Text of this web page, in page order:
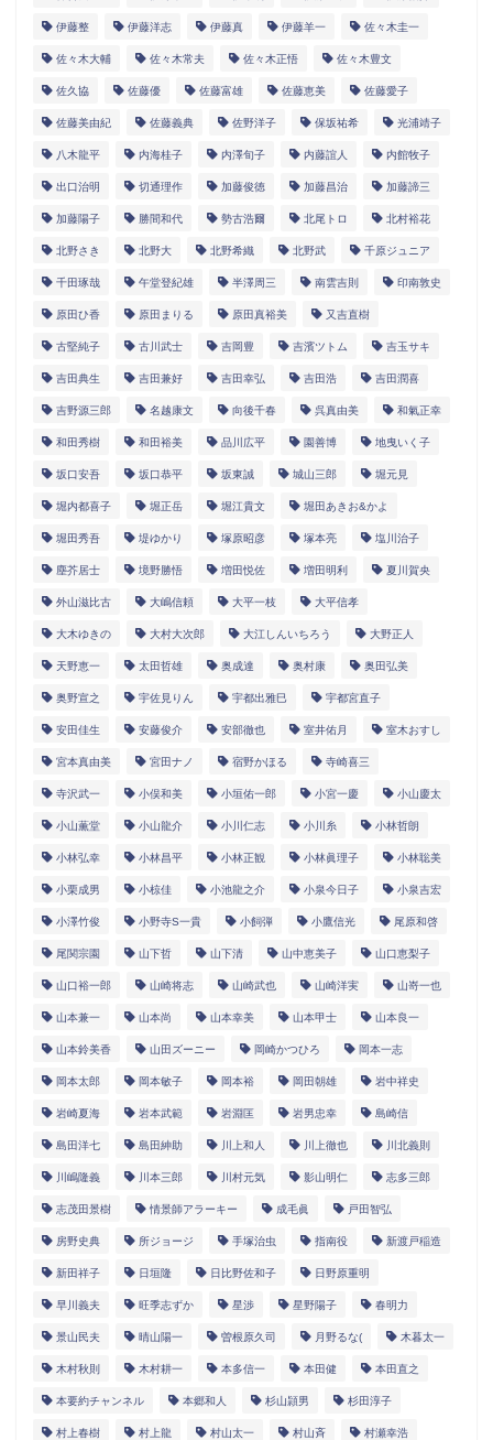
伊藤整 伊藤洋志 伊藤真 伊藤羊一 佐々木圭一
佐々木大輔 佐々木常夫 佐々木正悟 佐々木豊文
佐久協 佐藤優 佐藤富雄 佐藤恵美 佐藤愛子
佐藤美由紀 佐藤義典 佐野洋子 保坂祐希 光浦靖子
八木龍平 内海桂子 内澤旬子 内藤誼人 内館牧子
出口治明 切通理作 加藤俊徳 加藤昌治 加藤諦三
加藤陽子 勝間和代 勢古浩爾 北尾トロ 北村裕花
北野さき 北野大 北野希織 北野武 千原ジュニア
千田琢哉 午堂登紀雄 半澤周三 南雲吉則 印南敦史
原田ひ香 原田まりる 原田真裕美 又吉直樹
古堅純子 古川武士 吉岡豊 吉濱ツトム 吉玉サキ
吉田典生 吉田兼好 吉田幸弘 吉田浩 吉田潤喜
吉野源三郎 名越康文 向後千春 呉真由美 和氣正幸
和田秀樹 和田裕美 品川広平 園善博 地曳いく子
坂口安吾 坂口恭平 坂東誠 城山三郎 堀元見
堀内都喜子 堀正岳 堀江貴文 堀田あきお&かよ
堀田秀吾 堤ゆかり 塚原昭彦 塚本亮 塩川治子
塵芥居士 境野勝悟 増田悦佐 増田明利 夏川賀央
外山滋比古 大嶋信頼 大平一枝 大平信孝
大木ゆきの 大村大次郎 大江しんいちろう 大野正人
天野恵一 太田哲雄 奥成達 奥村康 奥田弘美
奥野宣之 宇佐見りん 宇都出雅巳 宇都宮直子
安田佳生 安藤俊介 安部徹也 室井佑月 室木おすし
宮本真由美 宮田ナノ 宿野かほる 寺崎喜三
寺沢武一 小俣和美 小垣佑一郎 小宮一慶 小山慶太
小山薫堂 小山龍介 小川仁志 小川糸 小林哲朗
小林弘幸 小林昌平 小林正観 小林眞理子 小林聡美
小栗成男 小椋佳 小池龍之介 小泉今日子 小泉吉宏
小澤竹俊 小野寺S一貴 小飼弾 小鷹信光 尾原和啓
尾関宗園 山下哲 山下清 山中恵美子 山口恵梨子
山口裕一郎 山崎将志 山崎武也 山崎洋実 山嵜一也
山本兼一 山本尚 山本幸美 山本甲士 山本良一
山本鈴美香 山田ズーニー 岡崎かつひろ 岡本一志
岡本太郎 岡本敏子 岡本裕 岡田朝雄 岩中祥史
岩崎夏海 岩本武範 岩淵匡 岩男忠幸 島崎信
島田洋七 島田紳助 川上和人 川上徹也 川北義則
川嶋隆義 川本三郎 川村元気 影山明仁 志多三郎
志茂田景樹 情景師アラーキー 成毛眞 戸田智弘
房野史典 所ジョージ 手塚治虫 指南役 新渡戸稲造
新田祥子 日垣隆 日比野佐和子 日野原重明
早川義夫 旺季志ずか 星渉 星野陽子 春明力
景山民夫 晴山陽一 曽根原久司 月野るな( 木暮太一
木村秋則 木村耕一 本多信一 本田健 本田直之
本要約チャンネル 本郷和人 杉山頴男 杉田淳子
村上春樹 村上龍 村山太一 村山斉 村瀬幸浩